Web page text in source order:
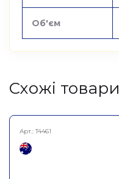
Об'єм
Cхожі товари
Арт.:T4461